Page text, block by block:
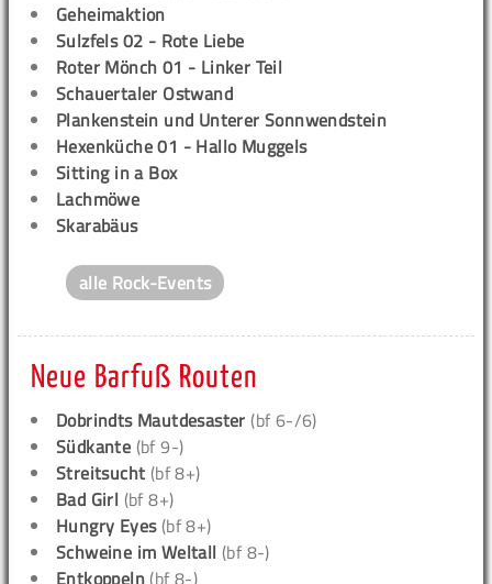
Geheimaktion
Sulzfels 02 - Rote Liebe
Roter Mönch 01 - Linker Teil
Schauertaler Ostwand
Plankenstein und Unterer Sonnwendstein
Hexenküche 01 - Hallo Muggels
Sitting in a Box
Lachmöwe
Skarabäus
alle Rock-Events
Neue Barfuß Routen
Dobrindts Mautdesaster (bf 6-/6)
Südkante (bf 9-)
Streitsucht (bf 8+)
Bad Girl (bf 8+)
Hungry Eyes(bf 8+)
Schweine im Weltall (bf 8-)
Entkoppeln (bf 8-)